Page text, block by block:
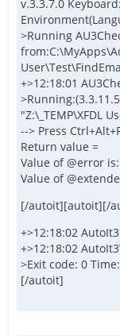
v.3.3.7.0
>Running
+>12:18:01
"Z:\_TEMP\XFDL
--> Press
Return value =
Value of @error
Value of
[/autoit][autoit][/
+>12:18:02
+>12:18:02
>Exit code: 0
[/autoit]